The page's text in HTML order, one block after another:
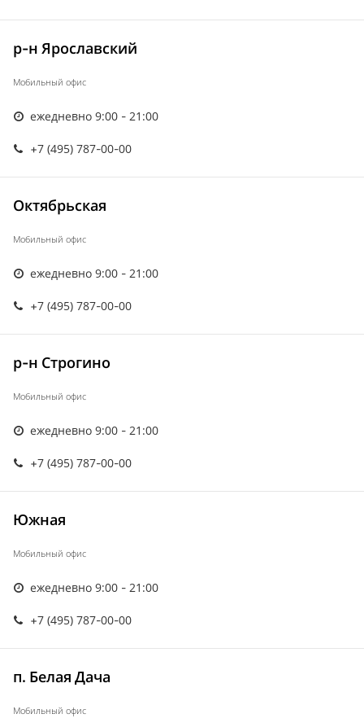
р-н Ярославский
Мобильный офис
ежедневно 9:00 - 21:00
+7 (495) 787-00-00
Октябрьская
Мобильный офис
ежедневно 9:00 - 21:00
+7 (495) 787-00-00
р-н Строгино
Мобильный офис
ежедневно 9:00 - 21:00
+7 (495) 787-00-00
Южная
Мобильный офис
ежедневно 9:00 - 21:00
+7 (495) 787-00-00
п. Белая Дача
Мобильный офис